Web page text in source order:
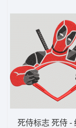
死侍标志 死侍 -